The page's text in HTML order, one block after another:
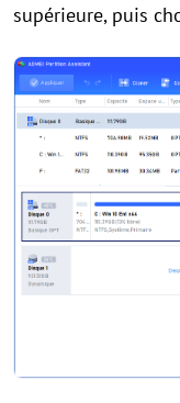
supérieure, puis